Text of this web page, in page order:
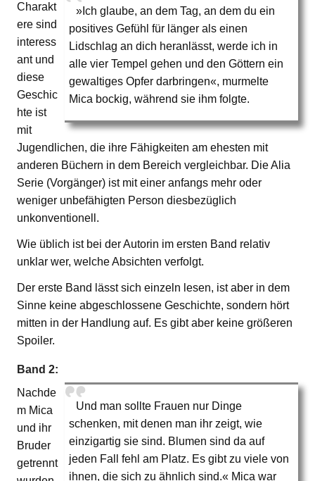
»Ich glaube, an dem Tag, an dem du ein
positives Gefühl für länger als einen
Lidschlag an dich heranlässt, werde ich in
alle vier Tempel gehen und den Göttern ein
gewaltiges Opfer darbringen«, murmelte
Mica bockig, während sie ihm folgte.
Charakt
ere sind
interess
ant und
diese
Geschic
hte ist
mit
Jugendlichen, die ihre Fähigkeiten am ehesten mit
anderen Büchern in dem Bereich vergleichbar. Die Alia
Serie (Vorgänger) ist mit einer anfangs mehr oder
weniger unbefähigten Person diesbezüglich
unkonventionell.
Wie üblich ist bei der Autorin im ersten Band relativ
unklar wer, welche Absichten verfolgt.
Der erste Band lässt sich einzeln lesen, ist aber in dem
Sinne keine abgeschlossene Geschichte, sondern hört
mitten in der Handlung auf. Es gibt aber keine größeren
Spoiler.
Band 2:
Und man sollte Frauen nur Dinge
schenken, mit denen man ihr zeigt, wie
einzigartig sie sind. Blumen sind da auf
jeden Fall fehl am Platz. Es gibt zu viele von
ihnen, die sich zu ähnlich sind.« Mica war
Nachde
m Mica
und ihr
Bruder
getrennt